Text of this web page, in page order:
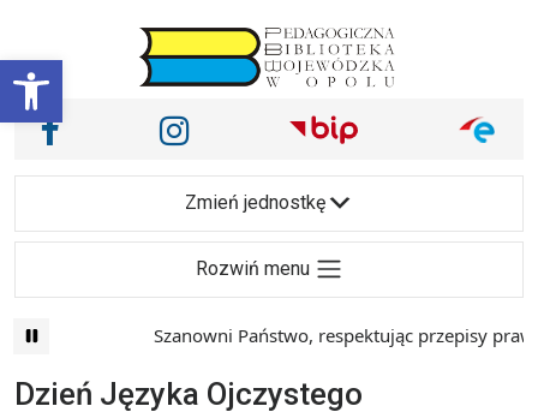
Otwórz pasek narzędzi
Main Navigation
Nasze media społecznościowe i inne
Facebook Instagram
Zmień jednostkę
Rozwiń menu
Szanowni Państwo, respektując przepisy
Dzień Języka Ojczystego